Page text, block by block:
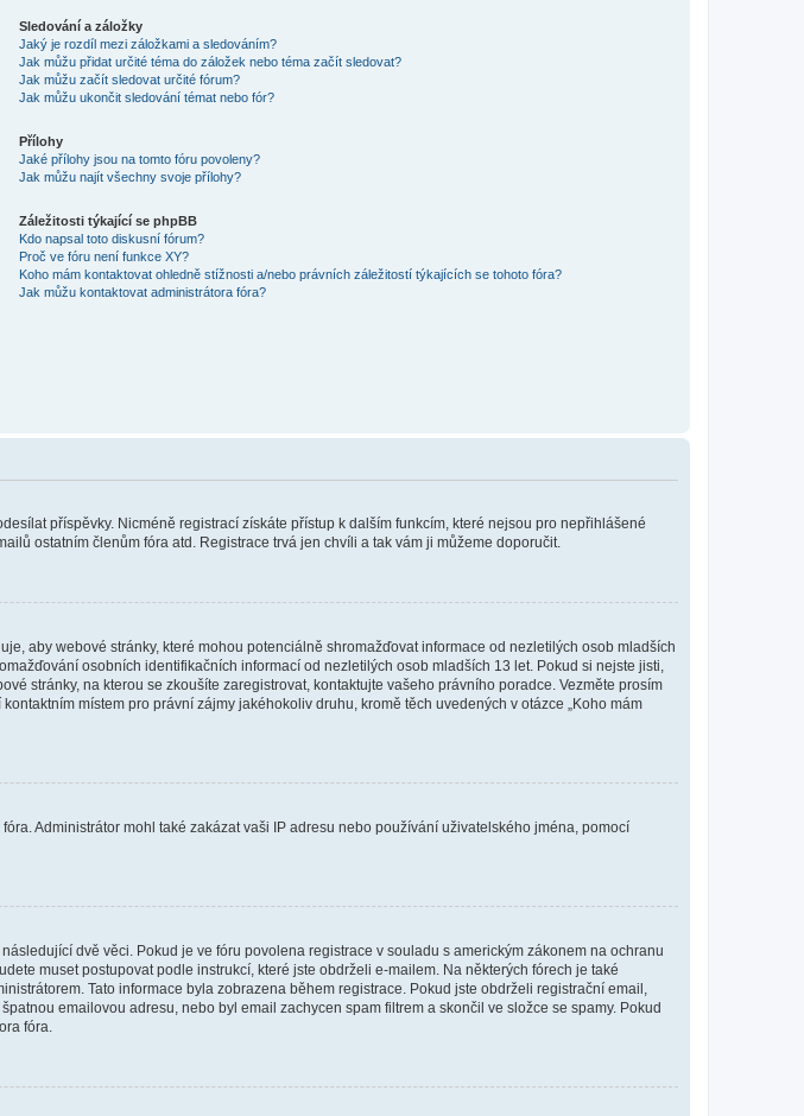
Sledování a záložky
Jaký je rozdíl mezi záložkami a sledováním?
Jak můžu přidat určité téma do záložek nebo téma začít sledovat?
Jak můžu začít sledovat určité fórum?
Jak můžu ukončit sledování témat nebo fór?
Přílohy
Jaké přílohy jsou na tomto fóru povoleny?
Jak můžu najít všechny svoje přílohy?
Záležitosti týkající se phpBB
Kdo napsal toto diskusní fórum?
Proč ve fóru není funkce XY?
Koho mám kontaktovat ohledně stížnosti a/nebo právních záležitostí týkajících se tohoto fóra?
Jak můžu kontaktovat administrátora fóra?
příspěvky. Nicméně registrací získáte přístup k dalším funkcím, které nejsou pro nepřihlášené
ostatním členům fóra atd. Registrace trvá jen chvíli a tak vám ji můžeme doporučit.
aby webové stránky, které mohou potenciálně shromažďovat informace od nezletilých osob mladších
osobních identifikačních informací od nezletilých osob mladších 13 let. Pokud si nejste jisti,
stránky, na kterou se zkoušíte zaregistrovat, kontaktujte vašeho právního poradce. Vezměte prosím
místem pro právní zájmy jakéhokoliv druhu, kromě těch uvedených v otázce „Koho mám
Administrátor mohl také zakázat vaši IP adresu nebo používání uživatelského jména, pomocí
dvě věci. Pokud je ve fóru povolena registrace v souladu s americkým zákonem na ochranu
muset postupovat podle instrukcí, které jste obdrželi e-mailem. Na některých fórech je také
Tato informace byla zobrazena během registrace. Pokud jste obdrželi registrační email,
emailovou adresu, nebo byl email zachycen spam filtrem a skončil ve složce se spamy. Pokud
fóra.